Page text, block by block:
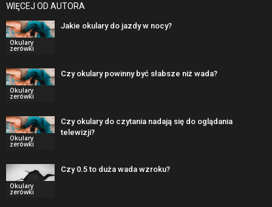
WIĘCEJ OD AUTORA
Okulary
zerówki
Jakie okulary do jazdy w nocy?
Okulary
zerówki
Czy okulary powinny być słabsze niż wada?
Okulary
zerówki
Czy okulary do czytania nadają się do oglądania
telewizji?
Okulary
zerówki
Czy 0.5 to duża wada wzroku?